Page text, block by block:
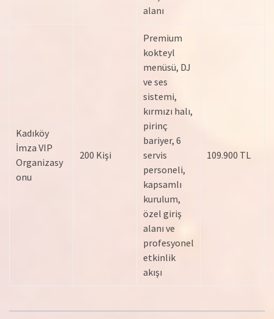
alanı
Kadıköy
İmza VIP
Organizasy
onu
200 Kişi
Premium
kokteyl
menüsü, DJ
ve ses
sistemi,
kırmızı halı,
pirinç
bariyer, 6
servis
personeli,
kapsamlı
kurulum,
özel giriş
alanı ve
profesyonel
etkinlik
akışı
109.900 TL